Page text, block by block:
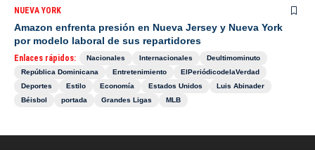
NUEVA YORK
Amazon enfrenta presión en Nueva Jersey y Nueva York
por modelo laboral de sus repartidores
Enlaces rápidos: Nacionales Internacionales
Deultimominuto
República Dominicana
Entretenimiento
ElPeriódicodelaVerdad
Deportes
Estilo Economía Estados Unidos
Luis Abinader
Béisbol
portada Grandes Ligas MLB